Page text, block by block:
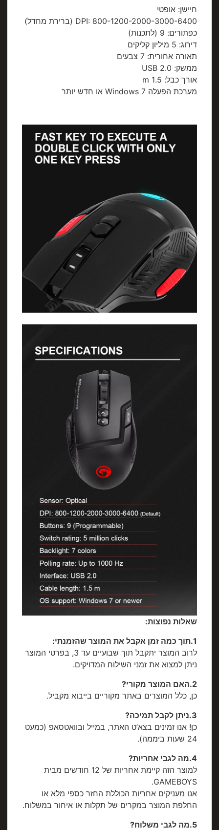
חיישן: אופטי
DPI: 800-1200-2000-3000-6400 (ברירת מחדל)
כפתורים: 9 (לתכנות)
דירוג: 5 מיליון קליקים
תאורה אחורית: 7 צבעים
ממשק: USB 2.0
אורך כבל: 1.5 m
מערכת הפעלה Windows 7 או חדש יותר
שאלות נפוצות:
1.תוך כמה זמן אקבל את המוצר שהזמנתי:
לרוב המוצר יתקבל תוך שבועיים עד 3, בפרטי המוצר
ניתן למצוא את זמני השילוח המדויקים.
2.האם המוצר מקורי?
כן, כלל המוצרים באתר מקוריים בייבוא מקביל.
3.ניתן לקבל תמיכה?
כן! אנו זמינים בצא’ט האתר, במייל ובוואטסאפ (כמעט
24 שעות ביממה).
4.מה לגבי אחריות?
למוצר הזה קיימת אחריות של 12 חודשים מבית
GAMEBOYS.
אנו מעניקים אחריות הכוללת החזר כספי מלא או
החלפת המוצר במקרים של תקלות או איחור במשלוח.
5.מה לגבי משלוח?